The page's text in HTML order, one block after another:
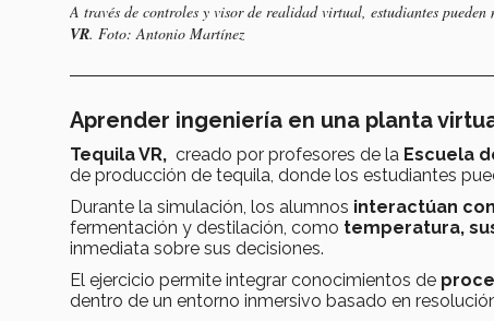
A través de controles y visor de realidad virtual, estudiantes
VR. Foto: Antonio Martínez
Aprender ingeniería en una planta
Tequila VR, creado por profesores de la Escuela
de producción de tequila, donde los estudiantes
Durante la simulación, los alumnos interactúan
fermentación y destilación, como temperatura,
inmediata sobre sus decisiones.
El ejercicio permite integrar conocimientos de
dentro de un entorno inmersivo basado en